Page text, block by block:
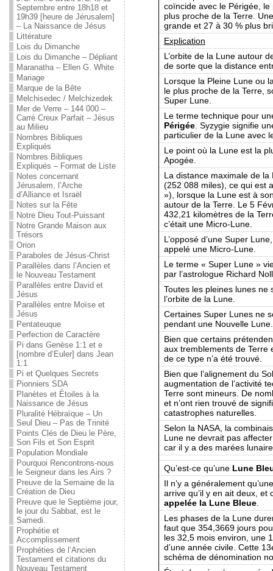
Septembre entre 18h18 et
19h39 [heure de Jérusalem]
– La Naissance de Jésus
Littérature
Lois du Dimanche
Lois du Dimanche – Dépliant
Maranatha – Ellen G. White
Mariage
Marque de la Bête
Melchisedec / Melchizedek
Mer de Verre – 144 000 –
Carré Creux Parfait – Jésus
au Milieu
Nombres Bibliques
Expliqués
Nombres Bibliques
Expliqués – Format de Liste
Notes concernant
Jérusalem, l’Arche
d’Alliance et Israël
Notes sur la Fête
Notre Dieu Tout-Puissant
Notre Grande Maison aux
Trésors
Orion
Paraboles de Jésus-Christ
Parallèles dans l’Ancien et
le Nouveau Testament
Parallèles entre David et
Jésus
Parallèles entre Moïse et
Jésus
Pentateuque
Perfection de Caractère
Pi dans Genèse 1:1 et e
[nombre d’Euler] dans Jean
1:1
Pi et Quelques Secrets
Pionniers SDA
Planètes et Étoiles à la
Naissance de Jésus
Pluralité Hébraïque – Un
Seul Dieu – Pas de Trinité
Points Clés de Dieu le Père,
Son Fils et Son Esprit
Population Mondiale
Pourquoi Rencontrons-nous
le Seigneur dans les Airs ?
Preuve de la Semaine de la
Création de Dieu
Preuve que le Septième jour,
le jour du Sabbat, est le
Samedi.
Prophétie et
Accomplissement
Prophéties de l’Ancien
Testament et citations du
Nouveau Testament
coïncide avec le Périgée, le
plus proche de la Terre.
grande et 27 à 30 % plus
Explication
L’orbite de la Lune autour
de sorte que la distance
Lorsque la Pleine Lune ou
le plus proche de la Terre,
Super Lune.
Le terme technique pour
Périgée. Syzygie signifie
particulier de la Lune avec
Le point où la Lune est la
Apogée.
La distance maximale de la
(252 088 miles), ce qui est
»), lorsque la Lune est à
autour de la Terre. Le 5
432,21 kilomètres de la
c’était une Micro-Lune.
L’opposé d’une Super
appelé une Micro-Lune.
Le terme « Super Lune »
par l’astrologue Richard
Toutes les pleines lunes ne
l’orbite de la Lune.
Certaines Super Lunes ne
pendant une Nouvelle Lune.
Bien que certains
aux tremblements de Terre
de ce type n’a été trouvé.
Bien que l’alignement du
augmentation de l’activité
Terre sont mineurs. De
et n’ont rien trouvé de
catastrophes naturelles.
Selon la NASA, la
Lune ne devrait pas
car il y a des marées
Qu’est-ce qu’une Lune
Il n’y a généralement
arrive qu’il y en ait deux, et
appelée la Lune Bleue.
Les phases de la Lune
faut que 354,3669 jours
les 32,5 mois environ, une
d’une année civile. Cette
schéma de dénomination